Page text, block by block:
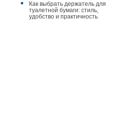
Как выбрать держатель для
туалетной бумаги: стиль,
удобство и практичность